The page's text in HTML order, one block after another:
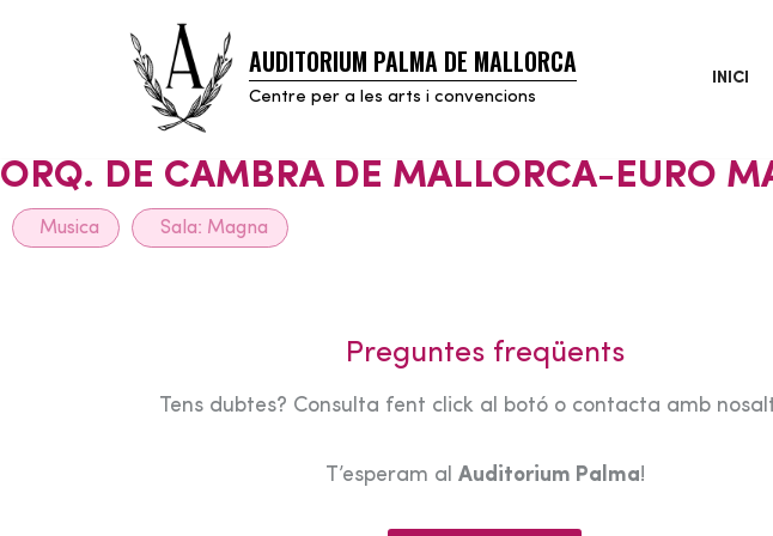
AUDITORIUM PALMA DE MALLORCA
Centre per a les arts i convencions
INICI
ORQ. DE CAMBRA DE MALLORCA-EURO
Musica Sala: Magna
Preguntes freqüents
Tens dubtes? Consulta fent click al botó o contacta amb
T’esperam al Auditorium Palma!